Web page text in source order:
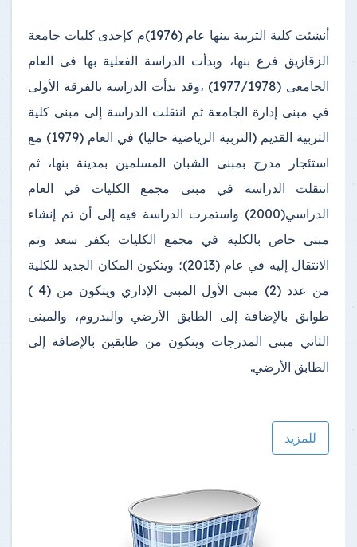
أنشئت كلية التربية ببنها عام (1976)م كإحدى كليات جامعة
الزقازيق فرع بنها، وبدأت الدراسة الفعلية بها فى العام
الجامعى (1977/1978) ،وقد بدأت الدراسة بالفرقة الأولى
في مبنى إدارة الجامعة ثم انتقلت الدراسة إلى مبنى كلية
التربية القديم (التربية الرياضية حاليا) في العام (1979) مع
استئجار مدرج بمبنى الشبان المسلمين بمدينة بنها، ثم
انتقلت الدراسة في مبنى مجمع الكليات في العام
الدراسي(2000) واستمرت الدراسة فيه إلى أن تم إنشاء
مبنى خاص بالكلية في مجمع الكليات بكفر سعد وتم
الانتقال إليه في عام (2013)؛ ويتكون المكان الجديد للكلية
من عدد (2) مبنى الأول المبنى الإداري ويتكون من (4 )
طوابق بالإضافة إلى الطابق الأرضي والبدروم، والمبنى
الثاني مبنى المدرجات ويتكون من طابقين بالإضافة إلى
الطابق الأرضي.
للمزيد